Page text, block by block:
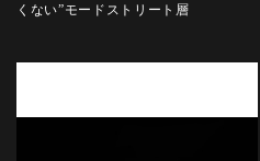
くない”モードストリート層